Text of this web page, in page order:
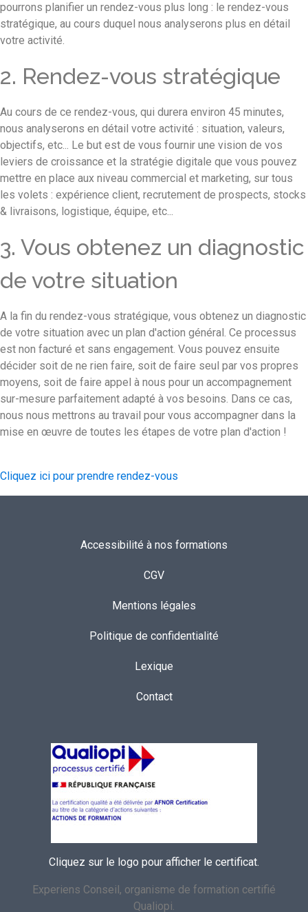
pourrons planifier un rendez-vous plus long : le rendez-vous
stratégique, au cours duquel nous analyserons plus en détail
votre activité.
2. Rendez-vous stratégique
Au cours de ce rendez-vous, qui durera environ 45 minutes,
nous analyserons en détail votre activité : situation, valeurs,
objectifs, etc... Le but est de vous fournir une vision de vos
leviers de croissance et la stratégie digitale que vous pouvez
mettre en place aux niveau commercial et marketing, sur tous
les volets : expérience client, recrutement de prospects, stocks
& livraisons, logistique, équipe, etc...
3. Vous obtenez un diagnostic
de votre situation
A la fin du rendez-vous stratégique, vous obtenez un diagnostic
de votre situation avec un plan d'action général. Ce processus
est non facturé et sans engagement. Vous pouvez ensuite
décider soit de ne rien faire, soit de faire seul par vos propres
moyens, soit de faire appel à nous pour un accompagnement
sur-mesure parfaitement adapté à vos besoins. Dans ce cas,
nous nous mettrons au travail pour vous accompagner dans la
mise en œuvre de toutes les étapes de votre plan d'action !
Cliquez ici pour prendre rendez-vous
Accessibilité à nos formations
CGV
Mentions légales
Politique de confidentialité
Lexique
Contact
Cliquez sur le logo pour afficher le certificat.
Experiens Conseil, organisme de formation certifié
Qualiopi.